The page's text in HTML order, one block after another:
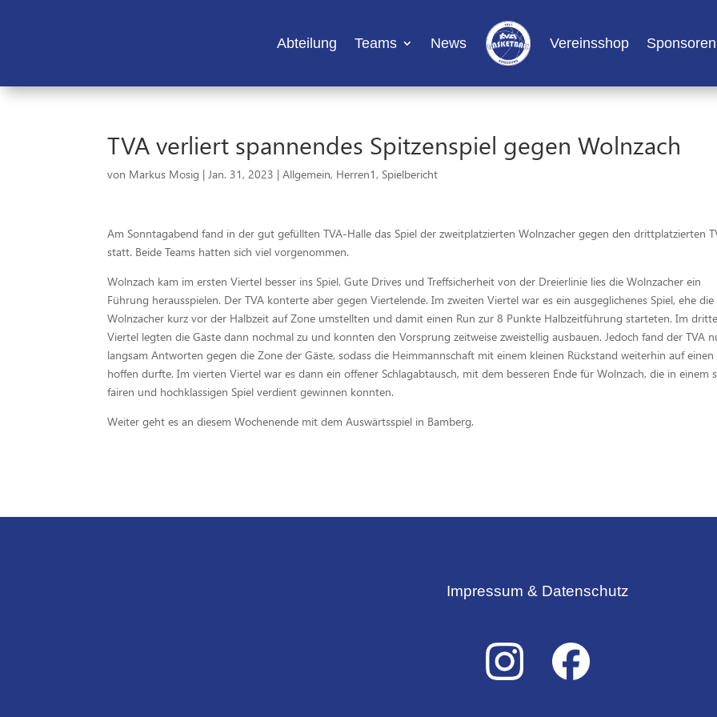
Abteilung Teams News Vereinsshop Sponsoren
TVA verliert spannendes Spitzenspiel gegen Wolnzach
von Markus Mosig |Jan. 31, 2023 |Allgemein, Herren1,Spielbericht
Am Sonntagabend fand in der gut gefüllten TVA-Halle das Spiel der zweitplatzierten Wolnzacher gegen den drittplatzierten
statt. Beide Teams hatten sich viel vorgenommen.
Wolnzach kam im ersten Viertel besser ins Spiel. Gute Drives und Treffsicherheit von der Dreierlinie lies die Wolnzacher ein
Führung herausspielen. Der TVA konterte aber gegen Viertelende. Im zweiten Viertel war es ein ausgeglichenes Spiel, ehe die
Wolnzacher kurz vor der Halbzeit auf Zone umstellten und damit einen Run zur 8 Punkte Halbzeitführung starteten. Im
Viertel legten die Gäste dann nochmal zu und konnten den Vorsprung zeitweise zweistellig ausbauen. Jedoch fand der TVA
langsam Antworten gegen die Zone der Gäste, sodass die Heimmannschaft mit einem kleinen Rückstand weiterhin auf einen
hoffen durfte. Im vierten Viertel war es dann ein offener Schlagabtausch, mit dem besseren Ende für Wolnzach, die in einem
fairen und hochklassigen Spiel verdient gewinnen konnten.
Weiter geht es an diesem Wochenende mit dem Auswärtsspiel in Bamberg.
Impressum & Datenschutz